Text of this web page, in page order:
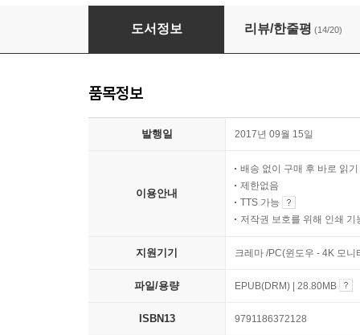
아픈 몸을 살다
도서정보 리뷰/한줄평 (14/20)
품목정보
발행일 2017년 09월 15일
이용안내
배송 없이 구매 후 바로 읽기
제한없음
TTS 가능
저작권 보호를 위해 인쇄 기
지원기기 크레마 /PC(윈도우 - 4K 모
파일/용량 EPUB(DRM) | 28.80MB
ISBN13 9791186372128